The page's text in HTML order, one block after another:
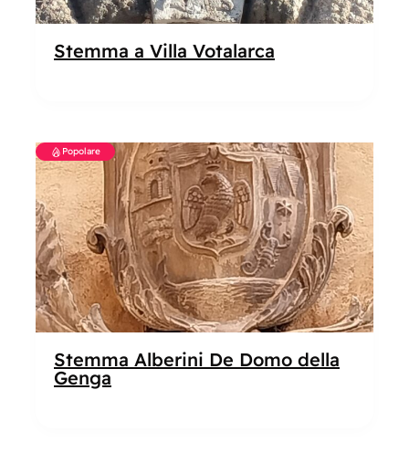
Stemma a Villa Votalarca
Popolare
Stemma Alberini De Domo della
Genga